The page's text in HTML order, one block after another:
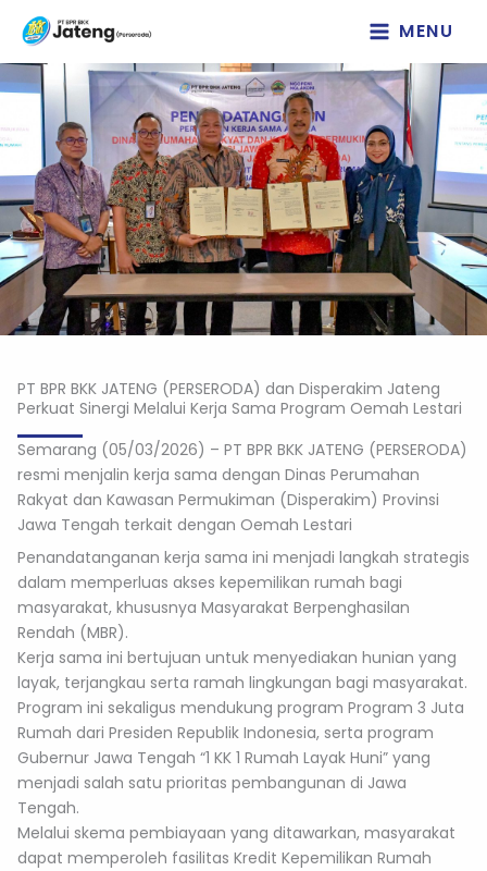
Lewati
konten
MENU
PT BPR BKK JATENG (PERSERODA) dan Disperakim Jateng
Perkuat Sinergi Melalui Kerja Sama Program Oemah Lestari
Semarang (05/03/2026) – PT BPR BKK JATENG (PERSERODA)
resmi menjalin kerja sama dengan Dinas Perumahan
Rakyat dan Kawasan Permukiman (Disperakim) Provinsi
Jawa Tengah terkait dengan Oemah Lestari
Penandatanganan kerja sama ini menjadi langkah strategis
dalam memperluas akses kepemilikan rumah bagi
masyarakat, khususnya Masyarakat Berpenghasilan
Rendah (MBR).
Kerja sama ini bertujuan untuk menyediakan hunian yang
layak, terjangkau serta ramah lingkungan bagi masyarakat.
Program ini sekaligus mendukung program Program 3 Juta
Rumah dari Presiden Republik Indonesia, serta program
Gubernur Jawa Tengah “1 KK 1 Rumah Layak Huni” yang
menjadi salah satu prioritas pembangunan di Jawa
Tengah.
Melalui skema pembiayaan yang ditawarkan, masyarakat
dapat memperoleh fasilitas Kredit Kepemilikan Rumah